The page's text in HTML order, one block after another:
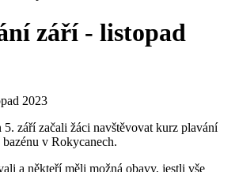
září - listopad
2023
září začali žáci navštěvovat kurz plavání
v Rokycanech.
a někteří měli možná obavy, jestli vše